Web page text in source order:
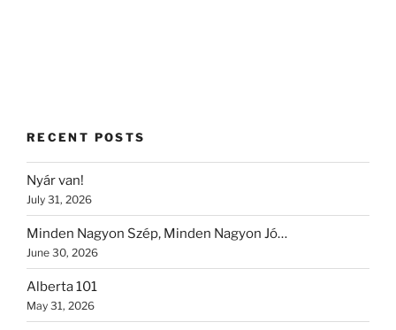
RECENT POSTS
Nyár van!
July 31, 2026
Minden Nagyon Szép, Minden Nagyon Jó…
June 30, 2026
Alberta 101
May 31, 2026